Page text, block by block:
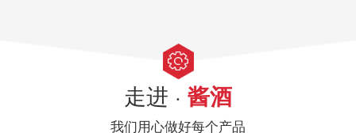
走进 · 酱酒
我们用心做好每个产品